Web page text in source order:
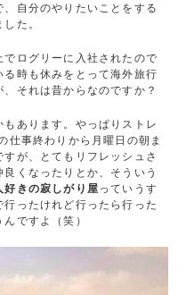
自分のやりたいことをする
た。
でログリーに入社されたので
時も休みをとって海外旅行
それは昔からなのですか？
もあります。やっぱりストレ
仕事終わりから月曜日の朝ま
が、とてもリフレッシュさ
くなったりとか、そういう
好きの寂しがり屋 っていうす
ったけれど行ったら行った
ですよ（笑）